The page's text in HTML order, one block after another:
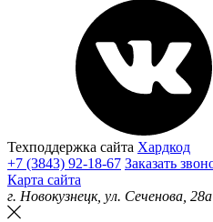
Техподдержка сайта Хардкод
+7 (3843) 92-18-67 Заказать
Карта сайта
г. Новокузнецк, ул. Сеченова, 28а